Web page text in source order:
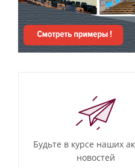
Будьте в курсе наших
новостей